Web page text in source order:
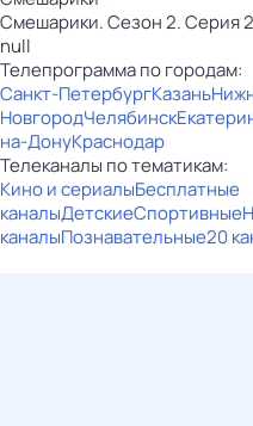
Смешарики. Сезон 2. Серия
null
Телепрограмма по городам:
Санкт-ПетербургКазань
НовгородЧелябинск
на-ДонуКраснодар
Телеканалы по тематикам:
Кино и сериалыБесплатные
каналыДетскиеСпортивные
каналыПознавательные20